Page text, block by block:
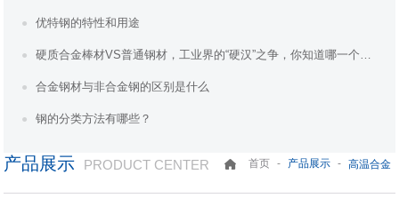
优特钢的特性和用途
硬质合金棒材VS普通钢材，工业界的“硬汉”之争，你知道哪一个更胜一筹吗？
合金钢材与非合金钢的区别是什么
钢的分类方法有哪些？
产品展示 PRODUCT CENTER 首页 - 产品展示 - 高温合金